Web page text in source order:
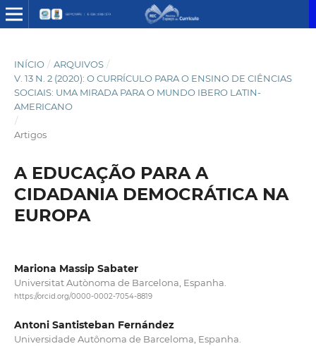
INÍCIO / ARQUIVOS /
V. 13 N. 2 (2020): O CURRÍCULO PARA O ENSINO DE CIÊNCIAS
SOCIAIS: UMA MIRADA PARA O MUNDO IBERO LATIN-
AMERICANO
/
Artigos
A EDUCAÇÃO PARA A
CIDADANIA DEMOCRÁTICA NA
EUROPA
Mariona Massip Sabater
Universitat Autònoma de Barcelona, Espanha.
https://orcid.org/0000-0002-7054-8819
Antoni Santisteban Fernández
Universidade Autônoma de Barceloma, Espanha.